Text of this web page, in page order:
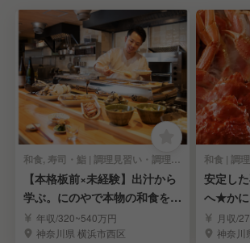
和食, 寿司・鮨 | 調理見習い・調理補助
【本格板前×未経験】出汁から
学ぶ。にのやで本物の和食を身
につける
年収/320~540万円
神奈川県 横浜市西区
和食 | 調
安定し
へ★かに
集★月収/
神奈川